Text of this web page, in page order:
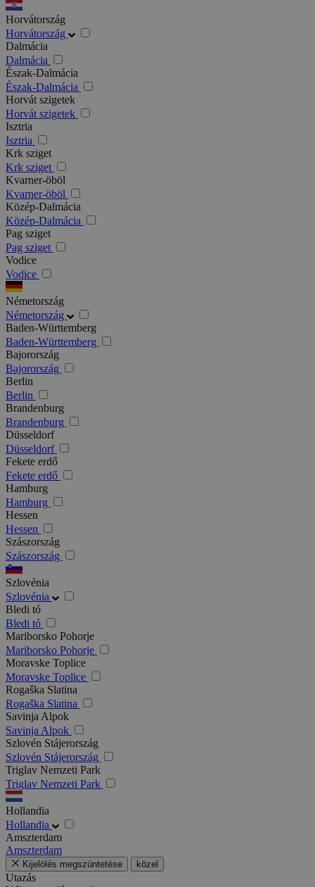
Horvátország
Horvátország
Dalmácia
Dalmácia
Észak-Dalmácia
Észak-Dalmácia
Horvát szigetek
Horvát szigetek
Isztria
Isztria
Krk sziget
Krk sziget
Kvarner-öböl
Kvarner-öböl
Közép-Dalmácia
Közép-Dalmácia
Pag sziget
Pag sziget
Vodice
Vodice
Németország
Németország
Baden-Württemberg
Baden-Württemberg
Bajorország
Bajorország
Berlin
Berlin
Brandenburg
Brandenburg
Düsseldorf
Düsseldorf
Fekete erdő
Fekete erdő
Hamburg
Hamburg
Hessen
Hessen
Szászország
Szászország
Szlovénia
Szlovénia
Bledi tó
Bledi tó
Mariborsko Pohorje
Mariborsko Pohorje
Moravske Toplice
Moravske Toplice
Rogaška Slatina
Rogaška Slatina
Savinja Alpok
Savinja Alpok
Szlovén Stájerország
Szlovén Stájerország
Triglav Nemzeti Park
Triglav Nemzeti Park
Hollandia
Hollandia
Amszterdam
Amszterdam
Kijelölés megszüntetése közel
Utazás